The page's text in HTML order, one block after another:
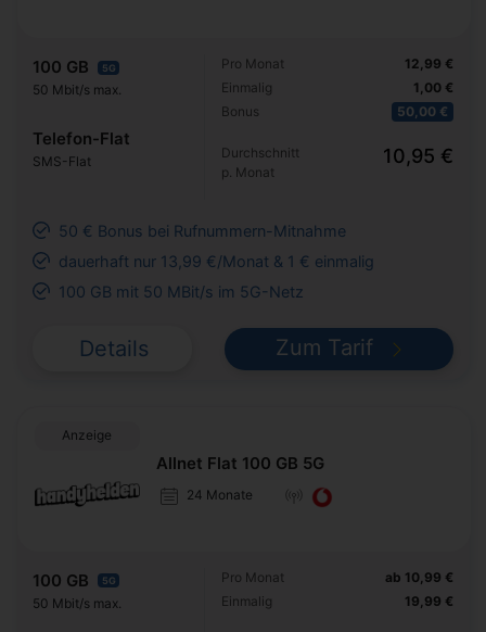
100 GB 5G
50 Mbit/s max.
Telefon-Flat
SMS-Flat
Pro Monat
Einmalig
Bonus
12,99 €
1,00 €
50,00 €
Durchschnitt
p. Monat
10,95 €
50 € Bonus bei Rufnummern-Mitnahme
dauerhaft nur 13,99 €/Monat & 1 € einmalig
100 GB mit 50 MBit/s im 5G-Netz
Details Zum Tarif
Anzeige
Allnet Flat 100 GB 5G
24 Monate
100 GB 5G
50 Mbit/s max.
Pro Monat
Einmalig
ab 10,99 €
19,99 €